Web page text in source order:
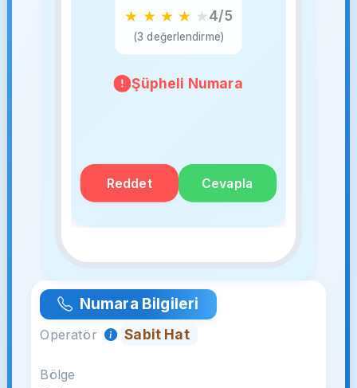
★ ★ ★ ★ ★4/5
(3 değerlendirme)
Şüpheli Numara
Reddet Cevapla
Numara Bilgileri
Operatör Sabit Hat
Bölge